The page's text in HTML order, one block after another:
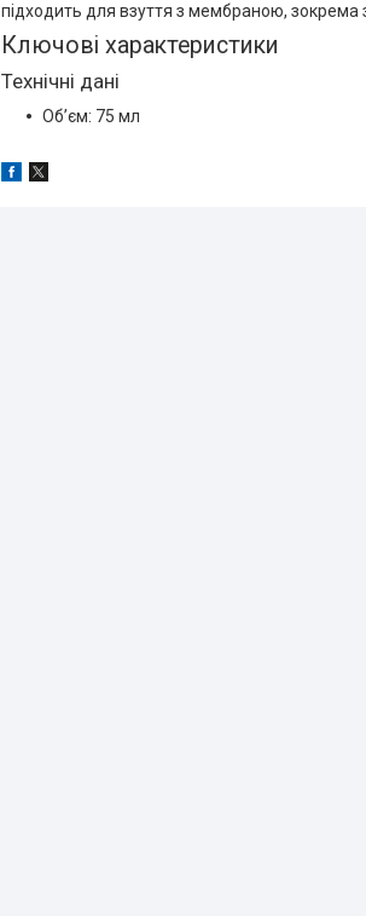
підходить для взуття з мембраною, зокрема
Ключові характеристики
Технічні дані
Об’єм: 75 мл